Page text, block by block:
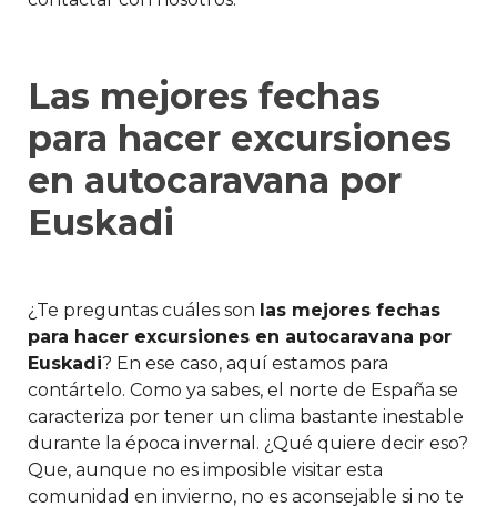
Las mejores fechas
para hacer excursiones
en autocaravana por
Euskadi
¿Te preguntas cuáles son las mejores fechas
para hacer excursiones en autocaravana por
Euskadi? En ese caso, aquí estamos para
contártelo. Como ya sabes, el norte de España se
caracteriza por tener un clima bastante inestable
durante la época invernal. ¿Qué quiere decir eso?
Que, aunque no es imposible visitar esta
comunidad en invierno, no es aconsejable si no te